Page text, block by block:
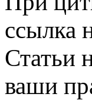
ссылка
Статьи
ваши